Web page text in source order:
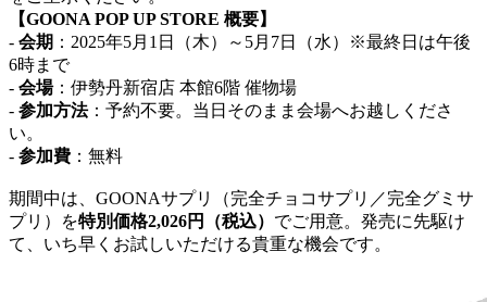
【GOONA POP UP STORE 概要】
- 会期 ：2025年5月1日（木）～5月7日（水）※最終日は午後
6時まで
- 会場：伊勢丹新宿店 本館6階 催物場
- 参加方法：予約不要。当日そのまま会場へお越しくださ
い。
- 参加費 ：無料
期間中は、GOONAサプリ（完全チョコサプリ／完全グミサ
プリ）を特別価格2,026円（税込） でご用意。発売に先駆け
て、いち早くお試しいただける貴重な機会です。